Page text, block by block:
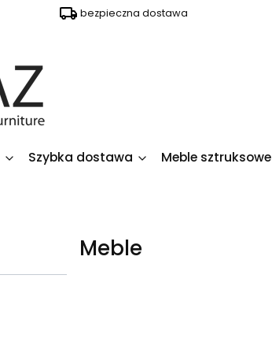
bezpieczna dostawa
Szybka dostawa Meble sztruksowe
Meble